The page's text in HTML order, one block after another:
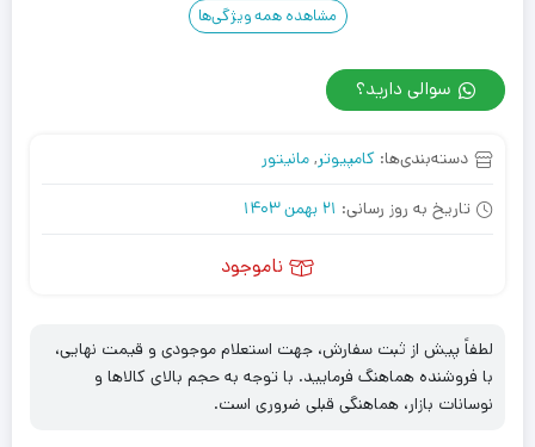
مشاهده همه ویژگی‌ها
سوالی دارید؟
دسته‌بندی‌ها: کامپیوتر, مانیتور
تاریخ به روز رسانی: 21 بهمن 1403
ناموجود
لطفاً پیش از ثبت سفارش، جهت استعلام موجودی و قیمت نهایی،
با فروشنده هماهنگ فرمایید. با توجه به حجم بالای کالاها و
نوسانات بازار، هماهنگی قبلی ضروری است.